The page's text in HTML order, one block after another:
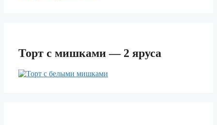
Торт с мишками — 2 яруса